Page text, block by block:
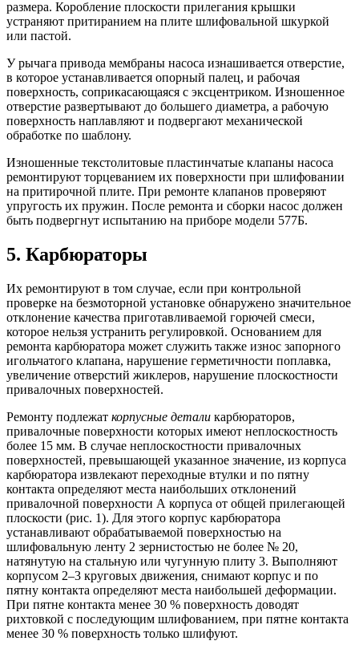
размера. Коробление плоскости прилегания крышки
устраняют притиранием на плите шлифовальной шкуркой
или пастой.
У рычага привода мембраны насоса изнашивается отверстие,
в которое устанавливается опорный палец, и рабочая
поверхность, соприкасающаяся с эксцентриком. Изношенное
отверстие развертывают до большего диаметра, а рабочую
поверхность наплавляют и подвергают механической
обработке по шаблону.
Изношенные текстолитовые пластинчатые клапаны насоса
ремонтируют торцеванием их поверхности при шлифовании
на притирочной плите. При ремонте клапанов проверяют
упругость их пружин. После ремонта и сборки насос должен
быть подвергнут испытанию на приборе модели 577Б.
5. Карбюраторы
Их ремонтируют в том случае, если при контрольной
проверке на безмоторной установке обнаружено значительное
отклонение качества приготавливаемой горючей смеси,
которое нельзя устранить регулировкой. Основанием для
ремонта карбюратора может служить также износ запорного
игольчатого клапана, нарушение гepметичности поплавка,
увеличение отверстий жиклеров, нарушение плоскостности
привалочных поверхностей.
Ремонту подлежат корпусные детали карбюраторов,
привалочные поверхности которых имеют неплоскостность
более 15 мм. В случае неплоскостности привалочных
поверхностей, превышающей указанное значение, из корпуса
карбюратора извлекают переходные втулки и по пятну
контакта определяют места наибольших отклонений
привалочной поверхности А корпуса от общей прилегающей
плоскости (рис. 1). Для этого корпус карбюратора
устанавливают обрабатываемой поверхностью на
шлифовальную ленту 2 зернистостью не более № 20,
натянутую на стальную или чугунную плиту 3. Выполняют
корпусом 2–3 круговых движения, снимают корпус и по
пятну контакта определяют места наибольшей деформации.
При пятне контакта менее 30 % поверхность доводят
рихтовкой с последующим шлифованием, при пятне контакта
менее 30 % поверхность только шлифуют.